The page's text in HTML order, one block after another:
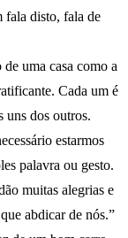
fala disto, fala de
uma casa como a
Cada um é
uns dos outros.
estarmos
palavra ou gesto.
muitas alegrias e
abdicar de nós.”